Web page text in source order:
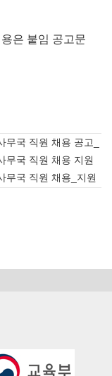
은 붙임 공고문
국 직원 채용 공고_
무국 직원 채용 지원
무국 직원 채용_지원